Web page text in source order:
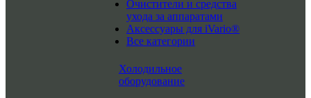
Очистители и средства
ухода за аппаратами
Аксессуары для iVario®
Все категории
Холодильное
оборудование